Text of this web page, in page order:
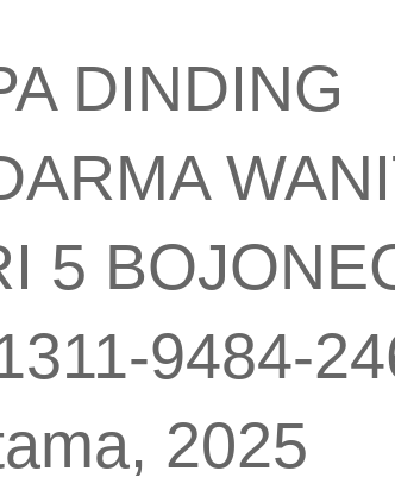
DINDING
5
9484-
2025